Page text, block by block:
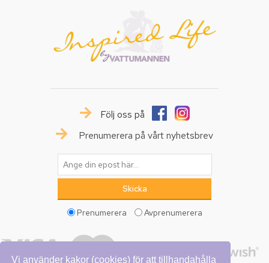
Vi använder kakor (cookies) för att tillhandahålla
Följ oss på
Prenumerera på vårt nyhetsbrev
Prenumerera Avprenumerera